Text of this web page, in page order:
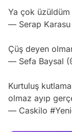
Ya çok üzüldüm
— Serap Karasu
Çüş deyen
— Sefa Baysal
Kurtuluş
olmaz ayıp
— Caskilo